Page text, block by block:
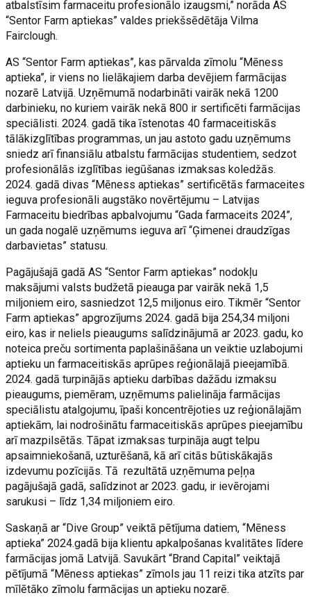
atbalstīsim farmaceitu profesionālo izaugsmi,” norāda AS
“Sentor Farm aptiekas” valdes priekšsēdētāja Vilma
Fairclough.
AS “Sentor Farm aptiekas”, kas pārvalda zīmolu “Mēness
aptieka”, ir viens no lielākajiem darba devējiem farmācijas
nozarē Latvijā. Uzņēmumā nodarbināti vairāk nekā 1200
darbinieku, no kuriem vairāk nekā 800 ir sertificēti farmācijas
speciālisti. 2024. gadā tika īstenotas 40 farmaceitiskās
tālākizglītības programmas, un jau astoto gadu uzņēmums
sniedz arī finansiālu atbalstu farmācijas studentiem, sedzot
profesionālās izglītības iegūšanas izmaksas koledžās.
2024. gadā divas “Mēness aptiekas” sertificētās farmaceites
ieguva profesionāli augstāko novērtējumu – Latvijas
Farmaceitu biedrības apbalvojumu “Gada farmaceits 2024”,
un gada nogalē uzņēmums ieguva arī “Ģimenei draudzīgas
darbavietas” statusu.
Pagājušajā gadā AS “Sentor Farm aptiekas” nodokļu
maksājumi valsts budžetā pieauga par vairāk nekā 1,5
miljoniem eiro, sasniedzot 12,5 miljonus eiro. Tikmēr “Sentor
Farm aptiekas” apgrozījums 2024. gadā bija 254,34 miljoni
eiro, kas ir neliels pieaugums salīdzinājumā ar 2023. gadu, ko
noteica preču sortimenta paplašināšana un veiktie uzlabojumi
aptieku un farmaceitiskās aprūpes reģionālajā pieejamībā.
2024. gadā turpinājās aptieku darbības dažādu izmaksu
pieaugums, piemēram, uzņēmums palielināja farmācijas
speciālistu atalgojumu, īpaši koncentrējoties uz reģionālajām
aptiekām, lai nodrošinātu farmaceitiskās aprūpes pieejamību
arī mazpilsētās. Tāpat izmaksas turpināja augt telpu
apsaimniekošanā, uzturēšanā, kā arī citās būtiskākajās
izdevumu pozīcijās. Tā rezultātā uzņēmuma peļņa
pagājušajā gadā, salīdzinot ar 2023. gadu, ir ievērojami
sarukusi – līdz 1,34 miljoniem eiro.
Saskaņā ar “Dive Group” veiktā pētījuma datiem, “Mēness
aptieka” 2024.gadā bija klientu apkalpošanas kvalitātes līdere
farmācijas jomā Latvijā. Savukārt “Brand Capital” veiktajā
pētījumā “Mēness aptiekas” zīmols jau 11 reizi tika atzīts par
mīlētāko zīmolu farmācijas un aptieku nozarē.